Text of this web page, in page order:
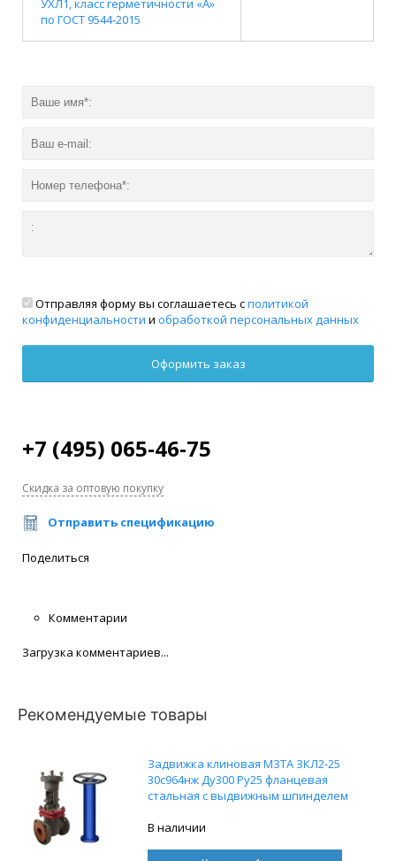
по ГОСТ 9544-2015
Отправляя форму вы соглашаетесь сполитикой
конфиденциальности и обработкой персональных данных
+7 (495) 065-46-75
Скидка за оптовую покупку
Отправить спецификацию
Поделиться
Комментарии
Загрузка комментариев...
Рекомендуемые товары
Задвижка клиновая МЗТА ЗКЛ2-25
30с964нж Ду300 Ру25 фланцевая
стальная с выдвижным шпинделем
F10 (ОСТ тип А, Б) 3000 мм,
В наличии